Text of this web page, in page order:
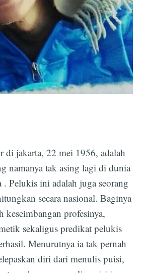
di jakarta, 22 mei 1956, adalah
namanya tak asing lagi di dunia
Pelukis ini adalah juga seorang
secara nasional. Baginya
keseimbangan profesinya,
sekaligus predikat pelukis
Menurutnya ia tak pernah
diri dari menulis puisi,